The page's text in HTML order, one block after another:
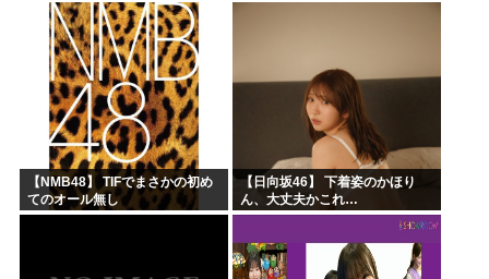
刑にならない罪なのに警察が死
刑にした！」 → 元警官のマジレ
スがコチラ → ………
取ってほしいんですけど！」な
【NMB48】 TIFでまさかの初め
てのオール無し
【日向坂46】 下着姿のかほり
ん、大丈夫かこれ…